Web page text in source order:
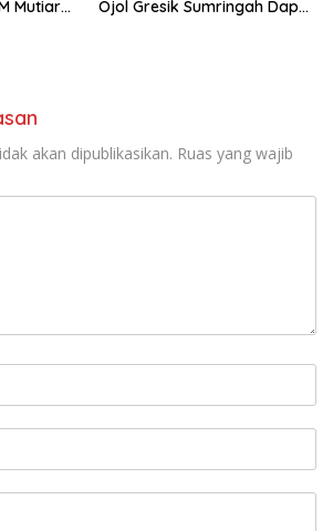
Mutiara
Ojol Gresik Sumringah Dapat
akan dipublikasikan. Ruas yang wajib